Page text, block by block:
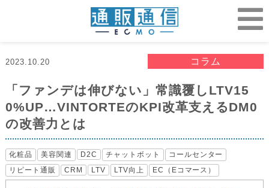
2023.10.20 コラム
「ファンデは伸びない」常識覆しLTV15
0%UP…VINTORTEのKPI改革支えるDM0
の改善力とは
化粧品 美容関連 D2C チャットボット
コールセンター
リピート通販
CRM LTV LTV向上 EC（Eコマース）